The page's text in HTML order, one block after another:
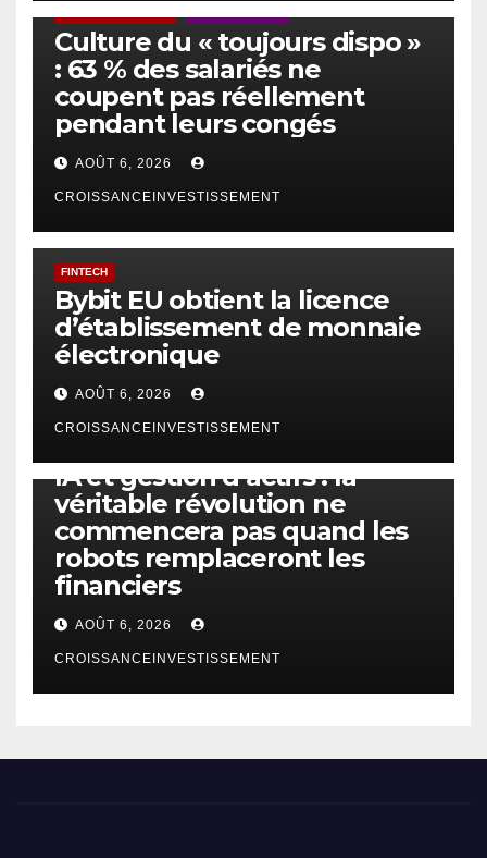
Culture du « toujours dispo »
: 63 % des salariés ne
coupent pas réellement
pendant leurs congés
AOÛT 6, 2026
CROISSANCEINVESTISSEMENT
FINTECH
Bybit EU obtient la licence
d’établissement de monnaie
électronique
AOÛT 6, 2026
CROISSANCEINVESTISSEMENT
IA et gestion d’actifs : la
véritable révolution ne
commencera pas quand les
robots remplaceront les
financiers
AOÛT 6, 2026
CROISSANCEINVESTISSEMENT